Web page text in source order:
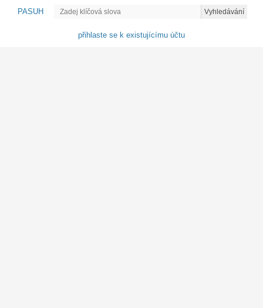
PASUH Vyhledávání
přihlaste se k existujícímu účtu